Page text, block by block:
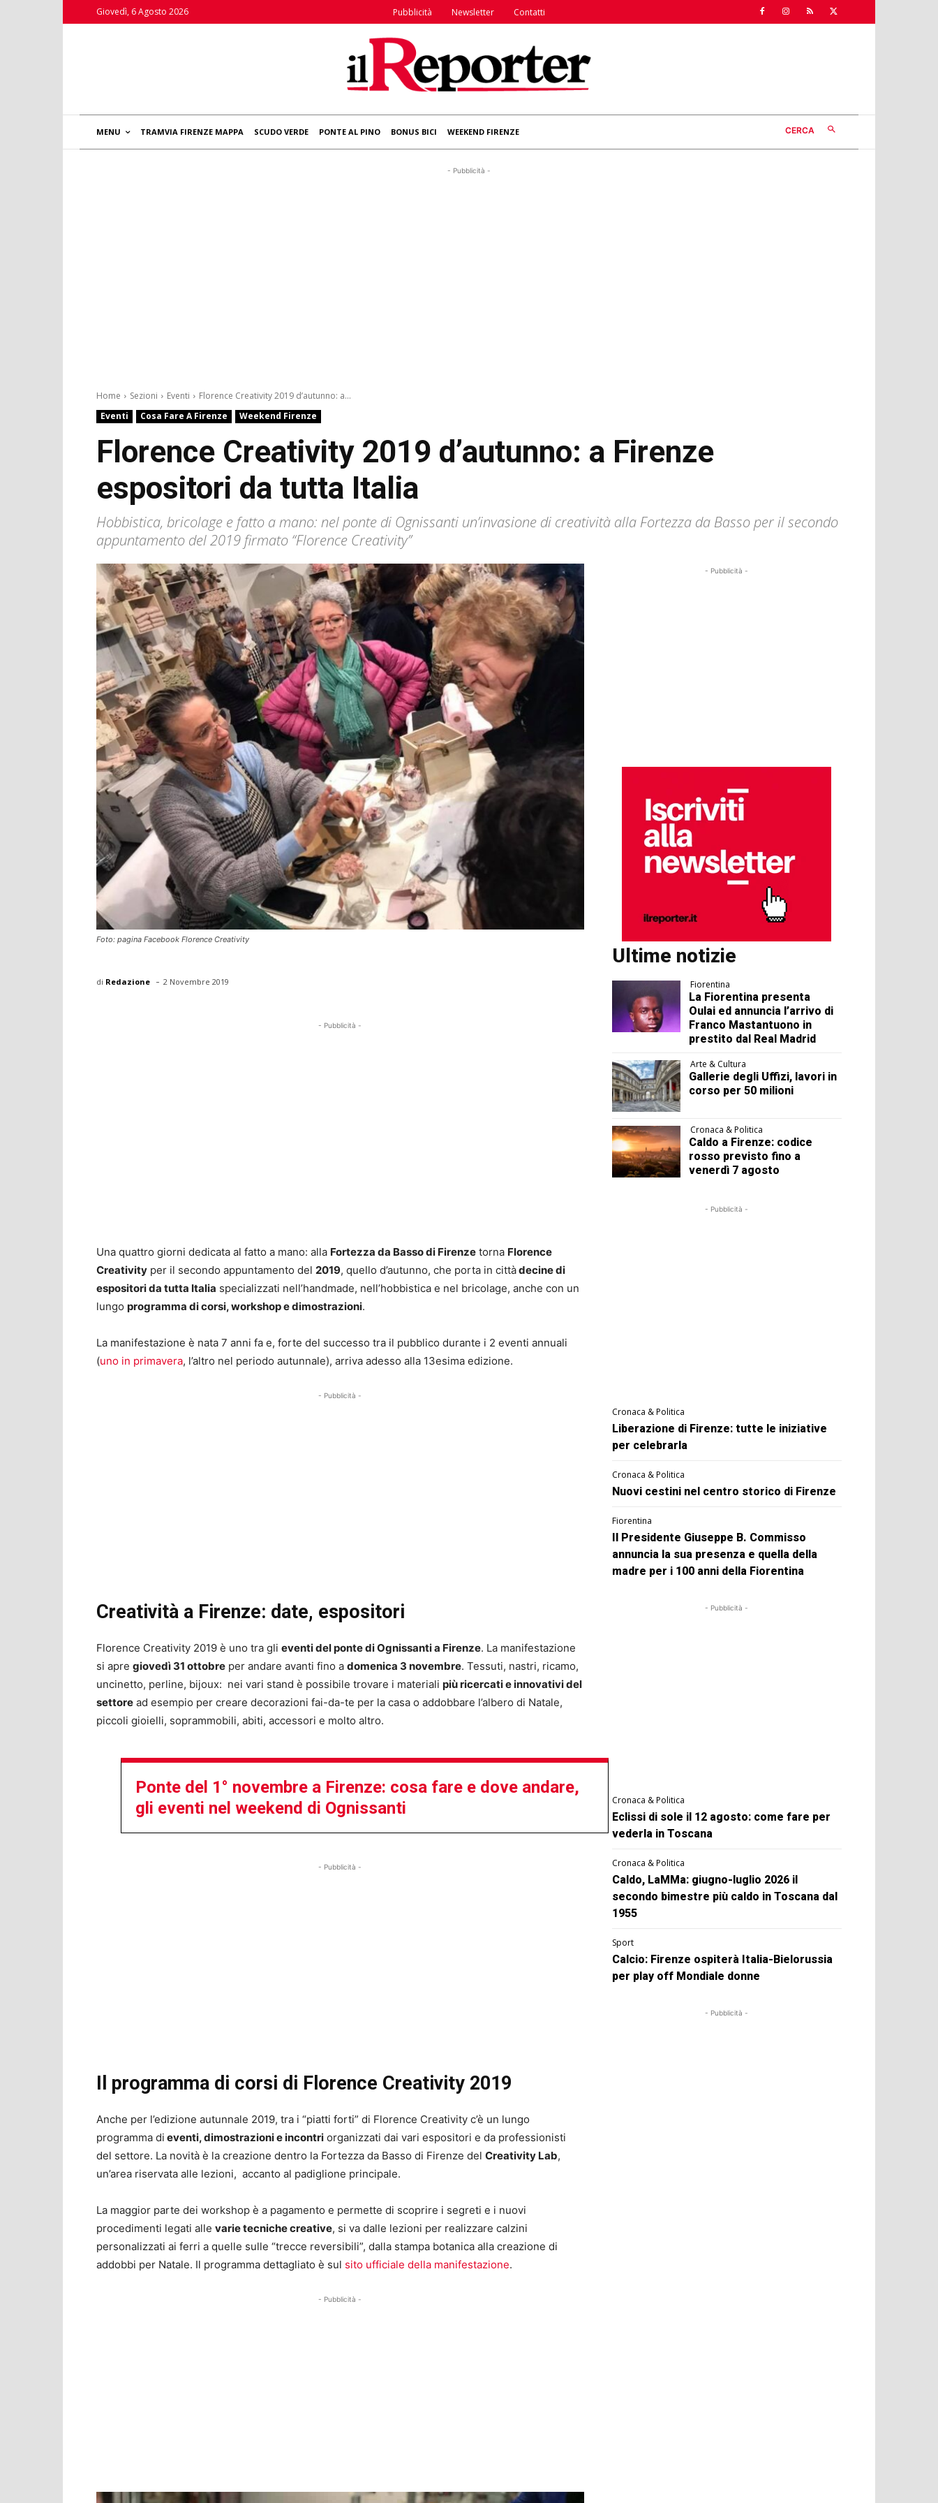
Giovedì, 6 Agosto 2026 Pubblicità Newsletter Contatti
MENU TRAMVIA FIRENZE MAPPA SCUDO VERDE PONTE AL PINO BONUS BICI WEEKEND FIRENZE CERCA
- Pubblicità -
Home Sezioni Eventi
Florence Creativity 2019 d’autunno: a...
Eventi
Cosa Fare A Firenze Weekend Firenze
Florence Creativity 2019 d’autunno: a Firenze
espositori da tutta Italia
Hobbistica, bricolage e fatto a mano: nel ponte di Ognissanti un’invasione di creatività alla Fortezza da Basso per il secondo
appuntamento del 2019 firmato “Florence Creativity”
Foto: pagina Facebook Florence Creativity
di Redazione - 2 Novembre 2019
- Pubblicità -
Una quattro giorni dedicata al fatto a mano: alla Fortezza da Basso di Firenze torna Florence
Creativity per il secondo appuntamento del 2019, quello d’autunno, che porta in cittàdecine di
espositori da tutta Italia specializzati nell’handmade, nell’hobbistica e nel bricolage, anche con un
lungo programma di corsi, workshop e dimostrazioni.
La manifestazione è nata 7 anni fa e, forte del successo tra il pubblico durante i 2 eventi annuali
(uno in primavera, l’altro nel periodo autunnale), arriva adesso alla 13esima edizione.
- Pubblicità -
Creatività a Firenze: date, espositori
Florence Creativity 2019 è uno tra gli eventi del ponte di Ognissanti a Firenze. La manifestazione
si apre giovedì 31 ottobre per andare avanti fino a domenica 3 novembre. Tessuti, nastri, ricamo,
uncinetto, perline, bijoux: nei vari stand è possibile trovare i materiali più ricercati e innovativi del
settore ad esempio per creare decorazioni fai-da-te per la casa o addobbare l’albero di Natale,
piccoli gioielli, soprammobili, abiti, accessori e molto altro.
Ponte del 1° novembre a Firenze: cosa fare e dove andare,
gli eventi nel weekend di Ognissanti
- Pubblicità -
Il programma di corsi di Florence Creativity 2019
Anche per l’edizione autunnale 2019, tra i “piatti forti” di Florence Creativity c’è un lungo
programma di eventi, dimostrazioni e incontri organizzati dai vari espositori e da professionisti
del settore. La novità è la creazione dentro la Fortezza da Basso di Firenze del Creativity Lab,
un’area riservata alle lezioni, accanto al padiglione principale.
La maggior parte dei workshop è a pagamento e permette di scoprire i segreti e i nuovi
procedimenti legati alle varie tecniche creative, si va dalle lezioni per realizzare calzini
personalizzati ai ferri a quelle sulle “trecce reversibili”, dalla stampa botanica alla creazione di
addobbi per Natale. Il programma dettagliato è sul sito ufficiale della manifestazione.
- Pubblicità -
- Pubblicità -
Ultime notizie
Fiorentina
La Fiorentina presenta
Oulai ed annuncia l’arrivo di
Franco Mastantuono in
prestito dal Real Madrid
Arte & Cultura
Gallerie degli Uffizi, lavori in
corso per 50 milioni
Cronaca & Politica
Caldo a Firenze: codice
rosso previsto fino a
venerdì 7 agosto
- Pubblicità -
Cronaca & Politica
Liberazione di Firenze: tutte le iniziative
per celebrarla
Cronaca & Politica
Nuovi cestini nel centro storico di Firenze
Fiorentina
Il Presidente Giuseppe B. Commisso
annuncia la sua presenza e quella della
madre per i 100 anni della Fiorentina
- Pubblicità -
Cronaca & Politica
Eclissi di sole il 12 agosto: come fare per
vederla in Toscana
Cronaca & Politica
Caldo, LaMMa: giugno-luglio 2026 il
secondo bimestre più caldo in Toscana dal
1955
Sport
Calcio: Firenze ospiterà Italia-Bielorussia
per play off Mondiale donne
- Pubblicità -